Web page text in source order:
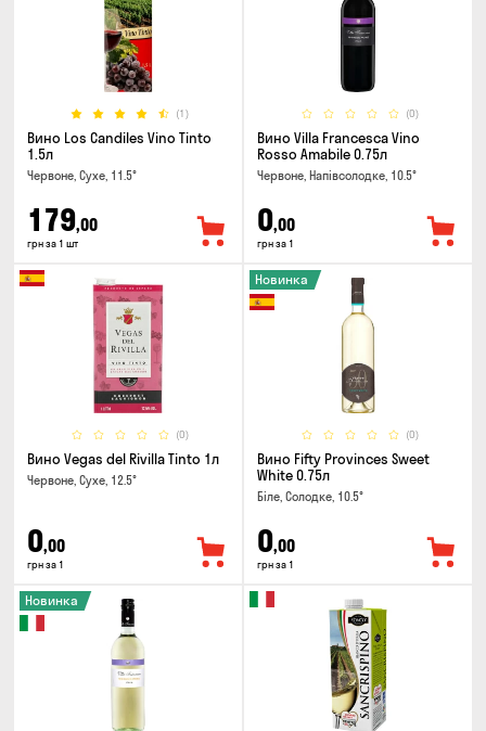
(1)
Вино Los Candiles Vino Tinto
1.5л
Червоне, Сухе, 11.5°
179,00
грн за 1 шт
(0)
Вино Villa Francesca Vino
Rosso Amabile 0.75л
Червоне, Напівсолодке, 10.5°
0,00
грн за 1
(0)
Вино Vegas del Rivilla Tinto 1л
Червоне, Сухе, 12.5°
0,00
грн за 1
(0)
Новинка
Вино Fifty Provinces Sweet
White 0.75л
Біле, Солодке, 10.5°
0,00
грн за 1
Новинка